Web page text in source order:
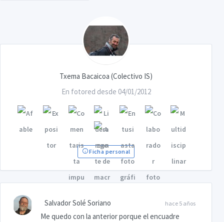
Txema Bacaicoa (Colectivo IS)
En fotored desde 04/01/2012
Ficha personal
hace 5 años
Salvador Solé Soriano
Me quedo con la anterior porque el encuadre